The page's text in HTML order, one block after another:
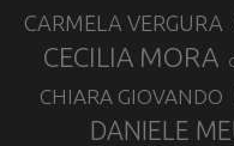
CARMELA VERGURA
CECILIA MORA
CHIARA GIOVANDO
DANIELE